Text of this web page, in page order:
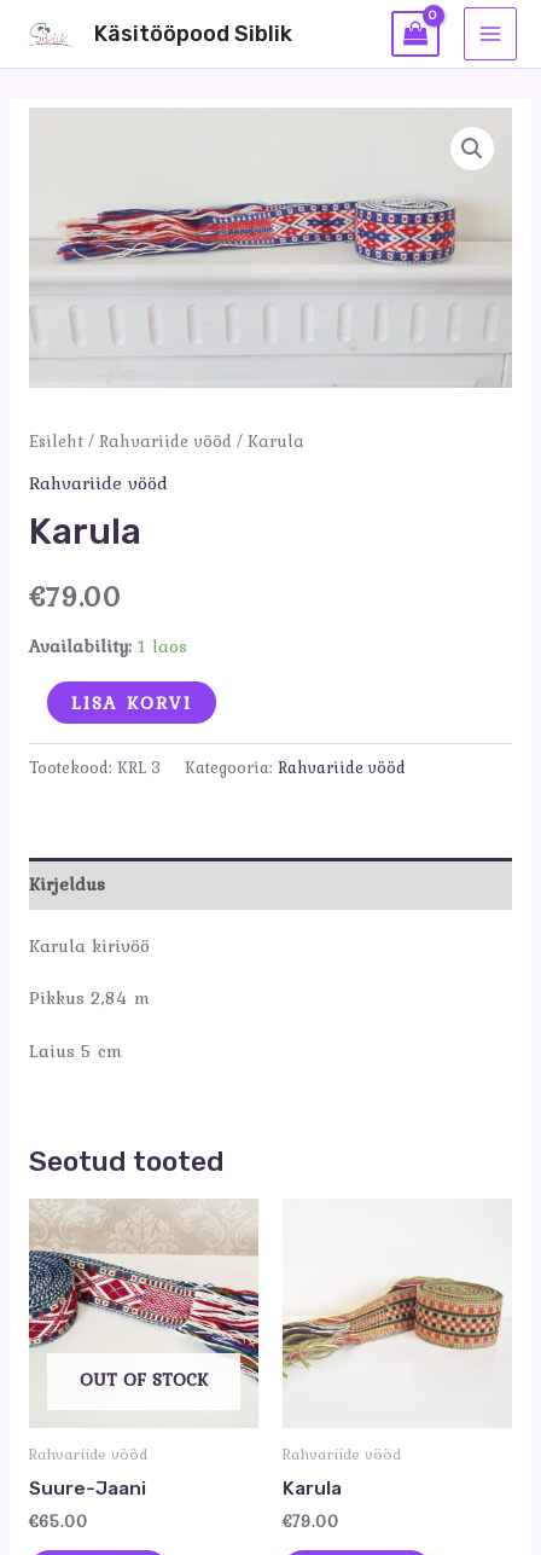
Käsitööpood Siblik
Esileht/Rahvariide vööd / Karula
Rahvariide vööd
Karula
€79.00
Availability: 1 laos
Karula
kogus
LISA KORVI
Tootekood: KRL 3 Kategooria: Rahvariide vööd
Kirjeldus
Karula kirivöö
Pikkus 2,84 m
Laius 5 cm
Seotud tooted
OUT OF STOCK
Rahvariide vööd
Suure-Jaani
€65.00
Rahvariide vööd
Karula
€79.00